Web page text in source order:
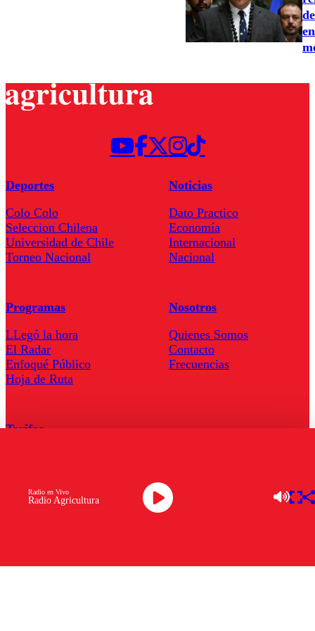
Radio Agricultura
Radio en Vivo
Deportes
Colo Colo
Seleccion Chilena
Universidad de Chile
Torneo Nacional
Noticias
Dato Practico
Economía
Internacional
Nacional
Programas
LLegó la hora
El Radar
Enfoqué Público
Hoja de Ruta
Nosotros
Quienes Somos
Contacto
Frecuencias
Tarifas
Descarga la APP